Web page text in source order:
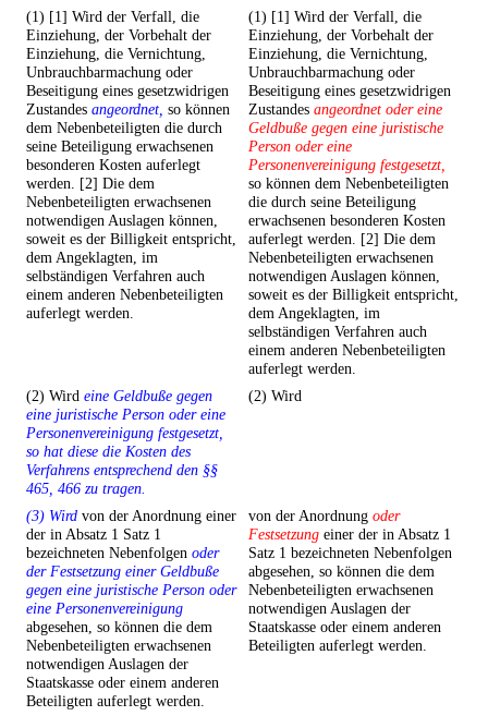
(1) [1] Wird der Verfall, die
Einziehung, der Vorbehalt der
Einziehung, die Vernichtung,
Unbrauchbarmachung oder
Beseitigung eines gesetzwidrigen
Zustandes angeordnet, so können
dem Nebenbeteiligten die durch
seine Beteiligung erwachsenen
besonderen Kosten auferlegt
werden. [2] Die dem
Nebenbeteiligten erwachsenen
notwendigen Auslagen können,
soweit es der Billigkeit entspricht,
dem Angeklagten, im
selbständigen Verfahren auch
einem anderen Nebenbeteiligten
auferlegt werden.
(1) [1] Wird der Verfall, die
Einziehung, der Vorbehalt der
Einziehung, die Vernichtung,
Unbrauchbarmachung oder
Beseitigung eines gesetzwidrigen
Zustandes angeordnet oder eine
Geldbuße gegen eine juristische
Person oder eine
Personenvereinigung festgesetzt,
so können dem Nebenbeteiligten
die durch seine Beteiligung
erwachsenen besonderen Kosten
auferlegt werden. [2] Die dem
Nebenbeteiligten erwachsenen
notwendigen Auslagen können,
soweit es der Billigkeit entspricht,
dem Angeklagten, im
selbständigen Verfahren auch
einem anderen Nebenbeteiligten
auferlegt werden.
(2) Wird eine Geldbuße gegen
eine juristische Person oder eine
Personenvereinigung festgesetzt,
so hat diese die Kosten des
Verfahrens entsprechend den §§
465, 466 zu tragen.
(2) Wird
(3) Wird von der Anordnung einer
der in Absatz 1 Satz 1
bezeichneten Nebenfolgen oder
der Festsetzung einer Geldbuße
gegen eine juristische Person oder
eine Personenvereinigung
abgesehen, so können die dem
Nebenbeteiligten erwachsenen
notwendigen Auslagen der
Staatskasse oder einem anderen
Beteiligten auferlegt werden.
von der Anordnung oder
Festsetzung einer der in Absatz 1
Satz 1 bezeichneten Nebenfolgen
abgesehen, so können die dem
Nebenbeteiligten erwachsenen
notwendigen Auslagen der
Staatskasse oder einem anderen
Beteiligten auferlegt werden.